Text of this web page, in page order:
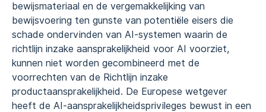
bewijsmateriaal en de vergemakkelijking van
bewijsvoering ten gunste van potentiële eisers die
schade ondervinden van AI-systemen waarin de
richtlijn inzake aansprakelijkheid voor AI voorziet,
kunnen niet worden gecombineerd met de
voorrechten van de Richtlijn inzake
productaansprakelijkheid. De Europese wetgever
heeft de AI-aansprakelijkheidsprivileges bewust in een